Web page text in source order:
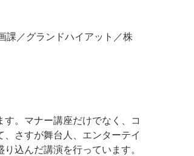
課／グランドハイアット／株
。マナー講座だけでなく、コ
さすが舞台人、エンターテイ
込んだ講演を行っています。